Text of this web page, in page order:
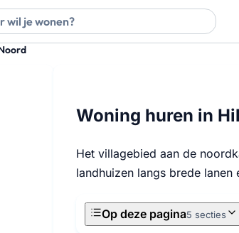
Woning huren in
Het villagebied aan de
landhuizen langs brede
Op deze pagina5 secties